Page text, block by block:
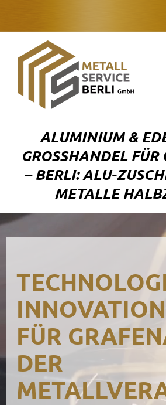
ALUMINIUM &
GROSSHANDEL FÜR
BERLI: ALU-
ETALLE
FÜR
DER